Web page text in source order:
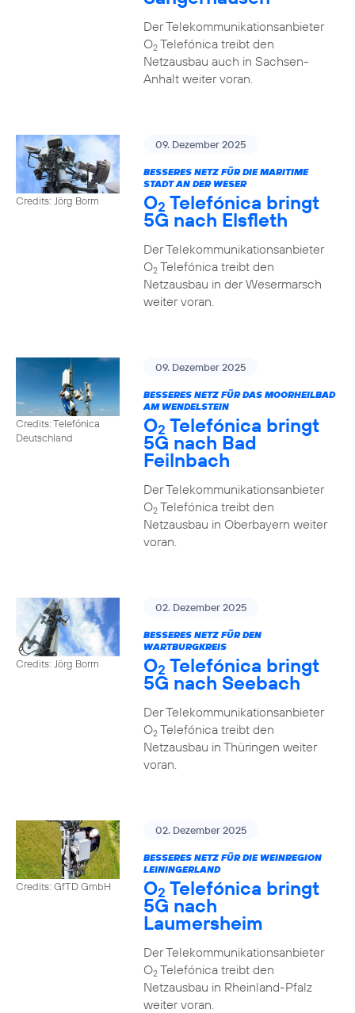
Der Telekommunikationsanbieter
O2Telefónica treibt den
Netzausbau auch in Sachsen-
Anhalt weiter voran.
Credits: Jörg Borm
09. Dezember 2025
BESSERES NETZ FÜR DIE MARITIME
STADT AN DER WESER
O2 Telefónica bringt
5G nach Elsfleth
Der Telekommunikationsanbieter
O2Telefónica treibt den
Netzausbau in der Wesermarsch
weiter voran.
Credits: Telefónica
Deutschland
09. Dezember 2025
BESSERES NETZ FÜR DAS MOORHEILBAD
AM WENDELSTEIN
O2 Telefónica bringt
5G nach Bad
Feilnbach
Der Telekommunikationsanbieter
O2Telefónica treibt den
Netzausbau in Oberbayern weiter
voran.
Credits: Jörg Borm
02. Dezember 2025
BESSERES NETZ FÜR DEN
WARTBURGKREIS
O2 Telefónica bringt
5G nach Seebach
Der Telekommunikationsanbieter
O2Telefónica treibt den
Netzausbau in Thüringen weiter
voran.
Credits: GfTD GmbH
02. Dezember 2025
BESSERES NETZ FÜR DIE WEINREGION
LEININGERLAND
O2 Telefónica bringt
5G nach
Laumersheim
Der Telekommunikationsanbieter
O2Telefónica treibt den
Netzausbau in Rheinland-Pfalz
weiter voran.